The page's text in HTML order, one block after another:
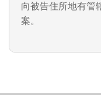
向被告住所地有管
案。